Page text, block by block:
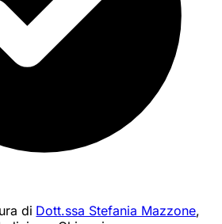
di Dott.ssa Stefania Mazzone
e Chirurgia